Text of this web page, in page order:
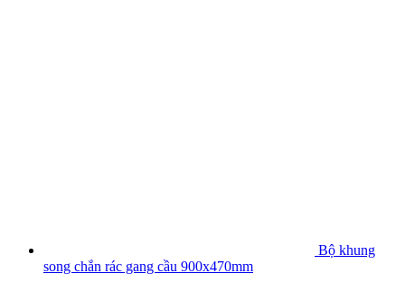
Bộ khung
song chắn rác gang cầu 900x470mm